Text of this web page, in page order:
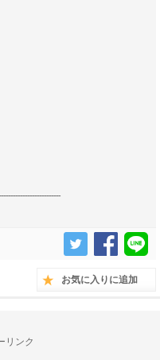
お気に入りに追加
リンク